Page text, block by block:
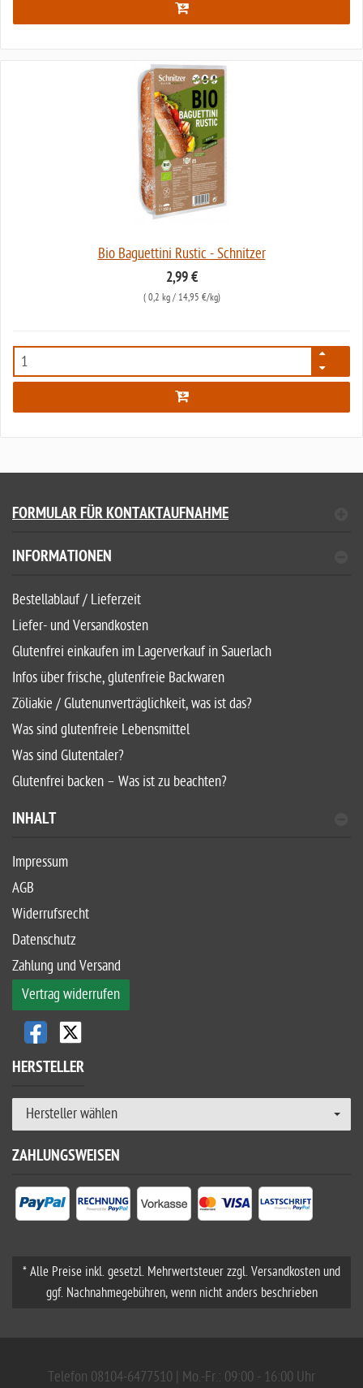
Bio Baguettini Rustic - Schnitzer
2,99 €
( 0,2 kg/ 14,95 €/kg)
5811
FORMULAR FÜR KONTAKTAUFNAHME
INFORMATIONEN
Bestellablauf / Lieferzeit
Liefer- und Versandkosten
Glutenfrei einkaufen im Lagerverkauf in Sauerlach
Infos über frische, glutenfreie Backwaren
Zöliakie / Glutenunverträglichkeit, was ist das?
Was sind glutenfreie Lebensmittel
Was sind Glutentaler?
Glutenfrei backen – Was ist zu beachten?
INHALT
Impressum
AGB
Widerrufsrecht
Datenschutz
Zahlung und Versand
Vertrag widerrufen
HERSTELLER
Hersteller wählen
ZAHLUNGSWEISEN
* Alle Preise inkl. gesetzl. Mehrwertsteuer zzgl. Versandkosten und
ggf. Nachnahmegebühren, wenn nicht anders beschrieben
Telefon 08104-6477510 | Mo.-Fr.: 09:00 - 16:00 Uhr